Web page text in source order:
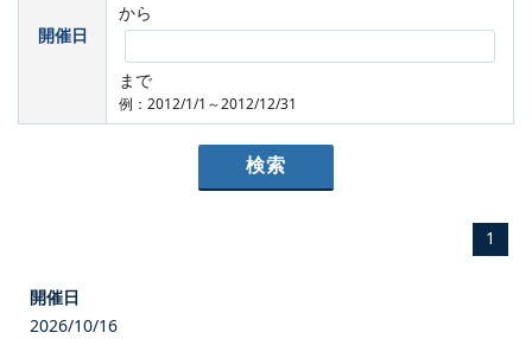
開催日
から
まで
例：2012/1/1～2012/12/31
1
2026/10/16